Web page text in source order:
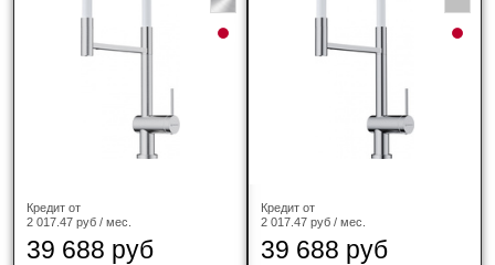
Кредит от
2 017.47 руб / мес.
39 688 руб
Кредит от
2 017.47 руб / мес.
39 688 руб